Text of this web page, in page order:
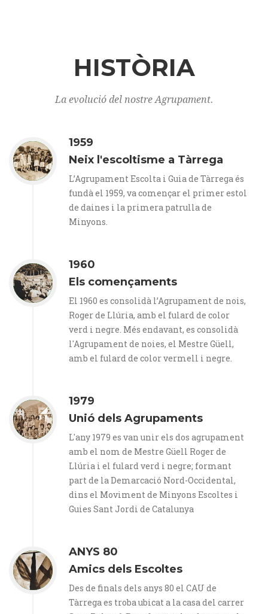
HISTÒRIA
La evolució del nostre Agrupament.
1959
Neix l'escoltisme a Tàrrega
L’Agrupament Escolta i Guia de Tàrrega és
fundà el 1959, va començar el primer estol
de daines i la primera patrulla de
Minyons.
1960
Els començaments
El 1960 es consolidà l’Agrupament de nois,
Roger de Llúria, amb el fulard de color
verd i negre. Més endavant, es consolidà
l'Agrupament de noies, el Mestre Güell,
amb el fulard de color vermell i negre.
1979
Unió dels Agrupaments
L'any 1979 es van unir els dos agrupament
amb el nom de Mestre Güell Roger de
Llúria i el fulard verd i negre; formant
part de la Demarcació Nord-Occidental,
dins el Moviment de Minyons Escoltes i
Guies Sant Jordi de Catalunya
ANYS 80
Amics dels Escoltes
Des de finals dels anys 80 el CAU de
Tàrrega es troba ubicat a la casa del carrer